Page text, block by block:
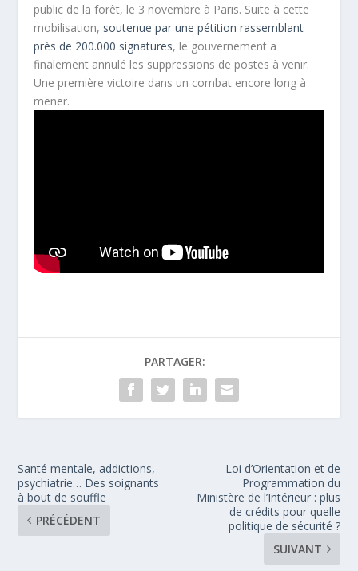
public de la forêt, le 3 novembre à Paris. Suite à cette
mobilisation, soutenue par une pétition rassemblant
près de 200.000 signatures, le gouvernement a
finalement annulé les suppressions de postes à venir.
Une première victoire dans un combat encore long à
mener.
PARTAGER:
Santé mentale, addictions,
psychiatrie… Des soignants
à bout de souffle
PRÉCÉDENT
Loi d’Orientation et de
Programmation du
Ministère de l’Intérieur : plus
de crédits pour quelle
politique de sécurité ?
SUIVANT